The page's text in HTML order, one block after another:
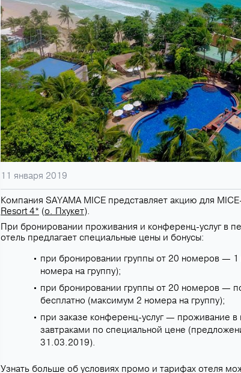
11 января 2019
Компания SAYAMA MICE представляет акцию для
Resort 4* (о. Пхукет).
При бронировании проживания и конференц-услуг в
отель предлагает специальные цены и бонусы:
при бронировании группы от 20 номеров —
номера на группу);
при бронировании группы от 20 номеров —
бесплатно (максимум 2 номера на группу);
при заказе конференц-услуг — проживание
завтраками по специальной цене
31.03.2019).
Узнать больше об условиях промо и тарифах отеля